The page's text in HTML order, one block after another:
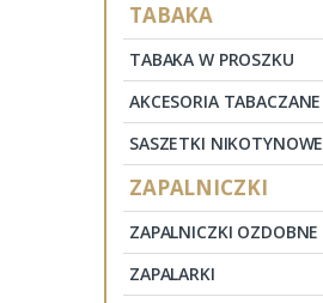
TABAKA
TABAKA W PROSZKU
AKCESORIA TABACZANE
SASZETKI NIKOTYNOWE
ZAPALNICZKI
ZAPALNICZKI OZDOBNE
ZAPALARKI